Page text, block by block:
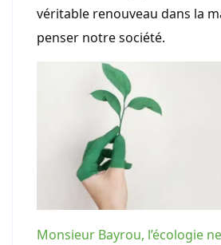
véritable renouveau dans la
penser notre société.
Monsieur Bayrou, l’écologie